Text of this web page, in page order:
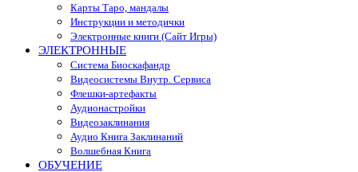
Карты Таро, мандалы
Инструкции и методички
Электронные книги (Сайт Игры)
ЭЛЕКТРОННЫЕ
Система Биоскафандр
Видеосистемы Внутр. Сервиса
Флешки-артефакты
Аудионастройки
Видеозаклинания
Аудио Книга Заклинаний
Волшебная Книга
ОБУЧЕНИЕ